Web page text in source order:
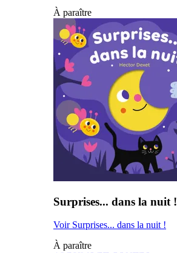
À paraître
Surprises... dans la nuit !
Voir Surprises... dans la nuit !
À paraître